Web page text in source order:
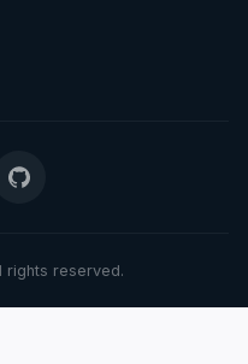
rights reserved.